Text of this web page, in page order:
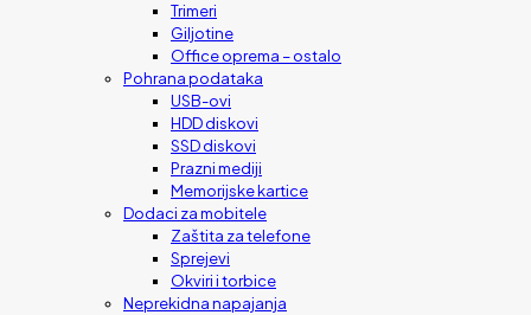
Trimeri
Giljotine
Office oprema – ostalo
Pohrana podataka
USB-ovi
HDD diskovi
SSD diskovi
Prazni mediji
Memorijske kartice
Dodaci za mobitele
Zaštita za telefone
Sprejevi
Okviri i torbice
Neprekidna napajanja